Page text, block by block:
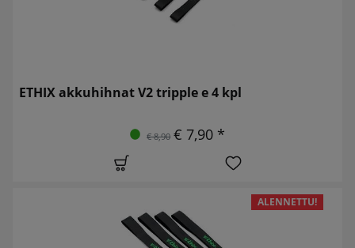
ETHIX akkuhihnat V2 tripple e 4 kpl
€ 8,90 € 7,90 *
ALENNETTU!